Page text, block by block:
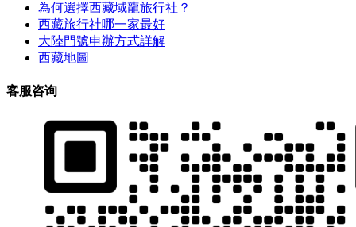
為何選擇西藏域龍旅行社？
西藏旅行社哪一家最好
大陸門號申辦方式詳解
西藏地圖
客服咨询